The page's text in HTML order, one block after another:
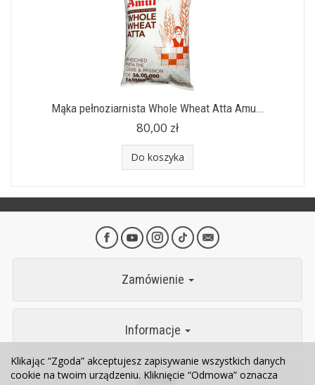
Mąka pełnoziarnista Whole Wheat Atta Amu...
80,00 zł
Do koszyka
Zamówienie
Informacje
Kontakt
Klikając “Zgoda” akceptujesz zapisywanie wszystkich danych
cookie na twoim urządzeniu. Kliknięcie “Odmowa” oznacza